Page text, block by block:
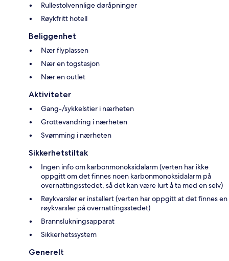
Rullestolvennlige døråpninger
Røykfritt hotell
Beliggenhet
Nær flyplassen
Nær en togstasjon
Nær en outlet
Aktiviteter
Gang-/sykkelstier i nærheten
Grottevandring i nærheten
Svømming i nærheten
Sikkerhetstiltak
Ingen info om karbonmonoksidalarm (verten har ikke
oppgitt om det finnes noen karbonmonoksidalarm på
overnattingsstedet, så det kan være lurt å ta med en selv)
Røykvarsler er installert (verten har oppgitt at det finnes en
røykvarsler på overnattingsstedet)
Brannslukningsapparat
Sikkerhetssystem
Generelt